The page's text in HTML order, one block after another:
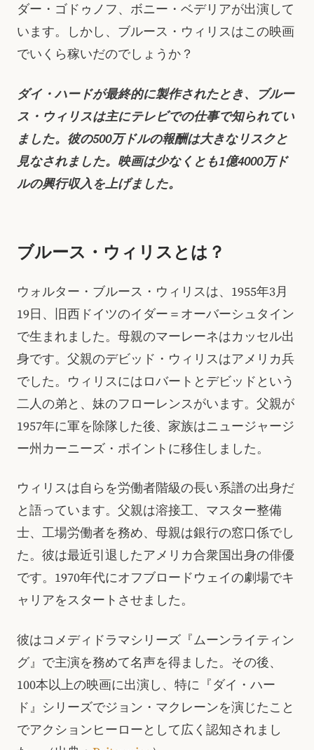
ダー・ゴドゥノフ、ボニー・ベデリアが出演して
います。しかし、ブルース・ウィリスはこの映画
でいくら稼いだのでしょうか？
ダイ・ハードが最終的に製作されたとき、ブルー
ス・ウィリスは主にテレビでの仕事で知られてい
ました。彼の500万ドルの報酬は大きなリスクと
見なされました。映画は少なくとも1億4000万ド
ルの興行収入を上げました。
ブルース・ウィリスとは？
ウォルター・ブルース・ウィリスは、1955年3月
19日、旧西ドイツのイダー＝オーバーシュタイン
で生まれました。母親のマーレーネはカッセル出
身です。父親のデビッド・ウィリスはアメリカ兵
でした。ウィリスにはロバートとデビッドという
二人の弟と、妹のフローレンスがいます。父親が
1957年に軍を除隊した後、家族はニュージャージ
ー州カーニーズ・ポイントに移住しました。
ウィリスは自らを労働者階級の長い系譜の出身だ
と語っています。父親は溶接工、マスター整備
士、工場労働者を務め、母親は銀行の窓口係でし
た。彼は最近引退したアメリカ合衆国出身の俳優
です。1970年代にオフブロードウェイの劇場でキ
ャリアをスタートさせました。
彼はコメディドラマシリーズ『ムーンライティン
グ』で主演を務めて名声を得ました。その後、
100本以上の映画に出演し、特に『ダイ・ハー
ド』シリーズでジョン・マクレーンを演じたこと
でアクションヒーローとして広く認知されまし